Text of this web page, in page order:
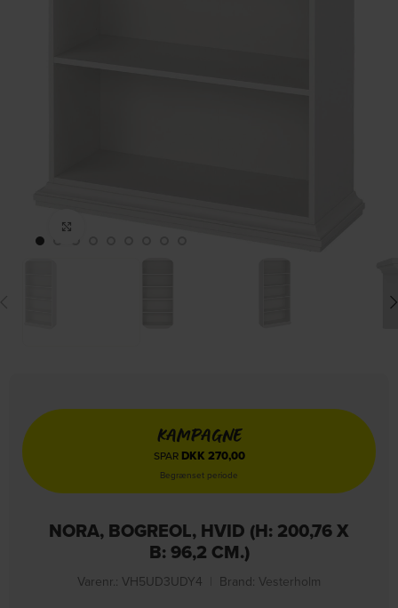
KAMPAGNE
SPAR DKK 270,00
Begrænset periode
NORA, BOGREOL, HVID (H: 200,76 X
B: 96,2 CM.)
Varenr.: VH5UD3UDY4 Brand: Vesterholm